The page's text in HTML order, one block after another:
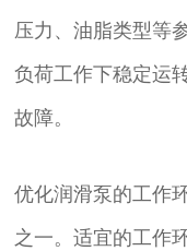
压力、油脂类型等
负荷工作下稳定运
故障。
优化润滑泵的工作
之一。适宜的工作